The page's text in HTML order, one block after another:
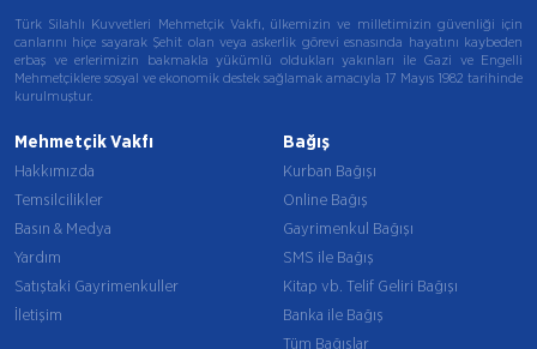
Türk Silahlı Kuvvetleri Mehmetçik Vakfı, ülkemizin ve milletimizin güvenliği için
canlarını hiçe sayarak Şehit olan veya askerlik görevi esnasında hayatını kaybeden
erbaş ve erlerimizin bakmakla yükümlü oldukları yakınları ile Gazi ve Engelli
Mehmetçiklere sosyal ve ekonomik destek sağlamak amacıyla 17 Mayıs 1982 tarihinde
kurulmuştur.
Mehmetçik Vakfı
Hakkımızda
Temsilcilikler
Basın & Medya
Yardım
Satıştaki Gayrimenkuller
İletişim
Bağış
Kurban Bağışı
Online Bağış
Gayrimenkul Bağışı
SMS ile Bağış
Kitap vb. Telif Geliri Bağışı
Banka ile Bağış
Tüm Bağışlar